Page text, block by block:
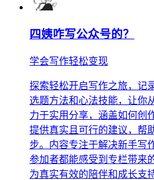
四姨咋写公众号的？
学会写作轻松变现
探索轻松开启写作之旅，记
选题方法和心法技能，让你
力于实用分享，涵盖如何创
提供真实且可行的建议，帮
步。内容专注于解决新手写
参加者都能感受到专栏带来
为真实有效的陪伴和成长支持